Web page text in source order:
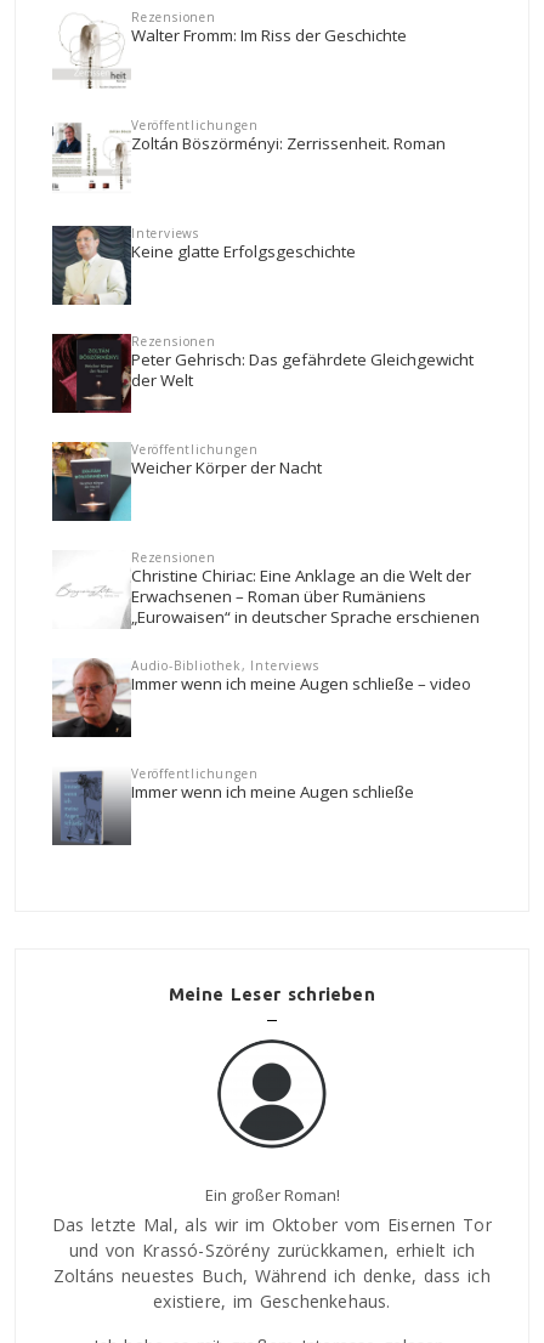
Rezensionen
Walter Fromm: Im Riss der Geschichte
Veröffentlichungen
Zoltán Böszörményi: Zerrissenheit. Roman
Interviews
Keine glatte Erfolgsgeschichte
Rezensionen
Peter Gehrisch: Das gefährdete Gleichgewicht
der Welt
Veröffentlichungen
Weicher Körper der Nacht
Rezensionen
Christine Chiriac: Eine Anklage an die Welt der
Erwachsenen – Roman über Rumäniens
„Eurowaisen“ in deutscher Sprache erschienen
Audio-Bibliothek, Interviews
Immer wenn ich meine Augen schließe – video
Veröffentlichungen
Immer wenn ich meine Augen schließe
Meine Leser schrieben
Ein großer Roman!
Das letzte Mal, als wir im Oktober vom Eisernen Tor
und von Krassó-Szörény zurückkamen, erhielt ich
Zoltáns neuestes Buch, Während ich denke, dass ich
existiere, im Geschenkehaus.